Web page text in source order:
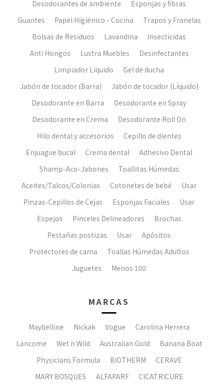
Desodorantes de ambiente
Esponjas y fibras
Guantes
Papel Higiénico - Cocina
Trapos y Franelas
Bolsas de Residuos
Lavandina
Insecticidas
Anti Hongos
Lustra Muebles
Desinfectantes
Limpiador Liquido
Gel de ducha
Jabón de tocador (Barra)
Jabón de tocador (Líquido)
Desodorante en Barra
Desodorante en Spray
Desodorante en Crema
Desodorante Roll On
Hilo dental y accesorios
Cepillo de dientes
Enjuague bucal
Crema dental
Adhesivo Dental
Shamp-Aco-Jabones
Toallitas Húmedas
Aceites/Talcos/Colonias
Cotonetes de bebé
Usar
Pinzas-Cepillos de Cejas
Esponjas Faciales
Usar
Espejos
Pinceles Delineadores
Brochas
Pestañas postizas
Usar
Apósitos
Protectores de cama
Toallas Húmedas Adultos
Juguetes
Menos 100
MARCAS
Maybelline Nickak Vogue
Carolina Herrera
Lancome
Wet n Wild Australian Gold
Banana Boat
Physicians Formula
BIOTHERM
CERAVE
MARY BOSQUES
ALFAPARF CICATRICURE